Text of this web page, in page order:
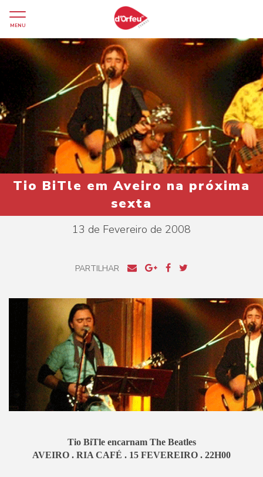
MENU
Tio BiTle em Aveiro na próxima
sexta
13 de Fevereiro de 2008
PARTILHAR
Tio BiTle encarnam The Beatles
AVEIRO . RIA CAFÉ . 15 FEVEREIRO . 22H00